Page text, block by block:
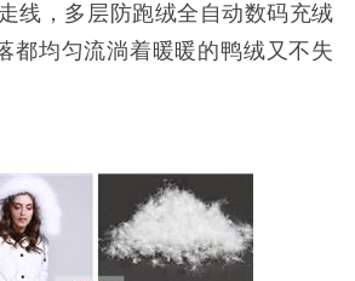
线，多层防跑绒全自动数码充绒
都均匀流淌着暖暖的鸭绒又不失